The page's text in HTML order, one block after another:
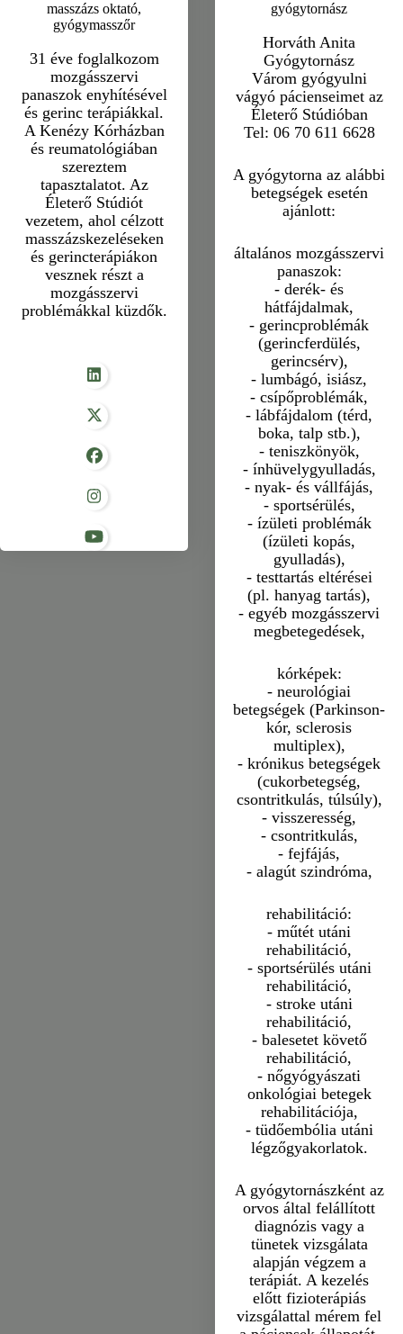
masszázs oktató,
gyógymasszőr
31 éve foglalkozom
mozgásszervi
panaszok enyhítésével
és gerinc terápiákkal.
A Kenézy Kórházban
és reumatológiában
szereztem
tapasztalatot. Az
Életerő Stúdiót
vezetem, ahol célzott
masszázskezeléseken
és gerincterápiákon
vesznek részt a
mozgásszervi
problémákkal küzdők.
gyógytornász
Horváth Anita
Gyógytornász
Várom gyógyulni
vágyó pácienseimet az
Életerő Stúdióban
Tel: 06 70 611 6628
A gyógytorna az alábbi
betegségek esetén
ajánlott:
általános mozgásszervi
panaszok:
- derék- és
hátfájdalmak,
- gerincproblémák
(gerincferdülés,
gerincsérv),
- lumbágó, isiász,
- csípőproblémák,
- lábfájdalom (térd,
boka, talp stb.),
- teniszkönyök,
- ínhüvelygyulladás,
- nyak- és vállfájás,
- sportsérülés,
- ízületi problémák
(ízületi kopás,
gyulladás),
- testtartás eltérései
(pl. hanyag tartás),
- egyéb mozgásszervi
megbetegedések,
kórképek:
- neurológiai
betegségek (Parkinson-
kór, sclerosis
multiplex),
- krónikus betegségek
(cukorbetegség,
csontritkulás, túlsúly),
- visszeresség,
- csontritkulás,
- fejfájás,
- alagút szindróma,
rehabilitáció:
- műtét utáni
rehabilitáció,
- sportsérülés utáni
rehabilitáció,
- stroke utáni
rehabilitáció,
- balesetet követő
rehabilitáció,
- nőgyógyászati
onkológiai betegek
rehabilitációja,
- tüdőembólia utáni
légzőgyakorlatok.
A gyógytornászként az
orvos által felállított
diagnózis vagy a
tünetek vizsgálata
alapján végzem a
terápiát. A kezelés
előtt fizioterápiás
vizsgálattal mérem fel